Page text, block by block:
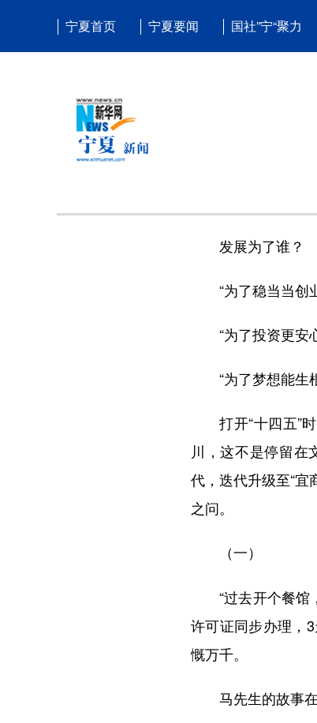
宁夏首页 宁夏要闻 国社”宁“聚力
发展为了谁？
“为了稳当当创业
“为了投资更安心
“为了梦想能生根
打开“十四五”时
川，这不是停留在
代，迭代升级至“宜
之问。
（一）
“过去开个餐馆
许可证同步办理，
慨万千。
马先生的故事在